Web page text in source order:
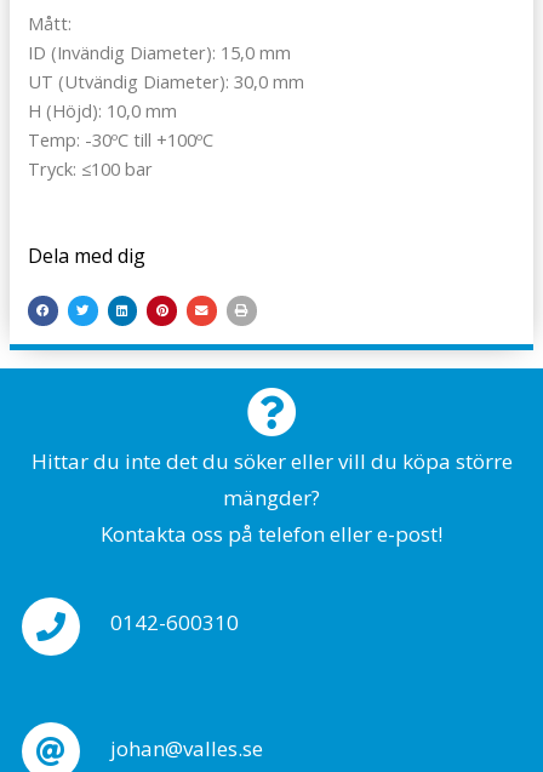
Mått:
ID (Invändig Diameter): 15,0 mm
UT (Utvändig Diameter): 30,0 mm
H (Höjd): 10,0 mm
Temp: -30ºC till +100ºC
Tryck: ≤100 bar
Dela med dig
Hittar du inte det du söker eller vill du köpa större
mängder?
Kontakta oss på telefon eller e-post!
0142-600310
johan@valles.se